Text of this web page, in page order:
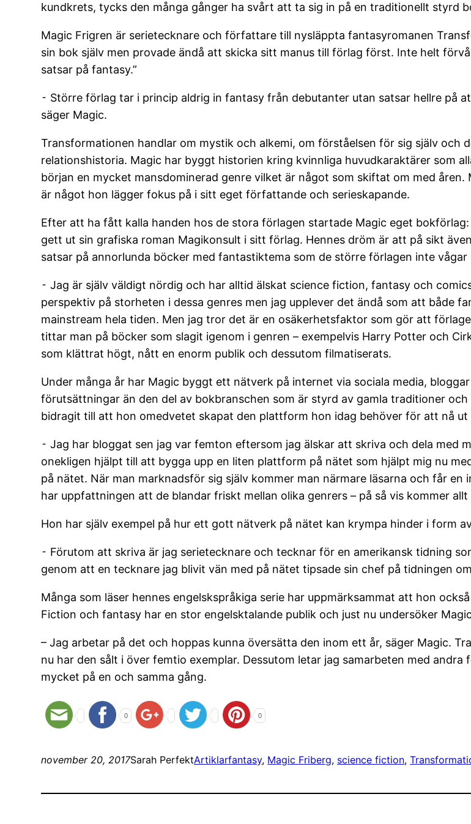
kundkrets, tycks den många gånger ha svårt att ta sig in på en traditionellt styrd
Magic Frigren är serietecknare och författare till nysläppta fantasyromanen
sin bok själv men provade ändå att skicka sitt manus till förlag först. Inte helt
satsar på fantasy.”
⁃ Större förlag tar i princip aldrig in fantasy från debutanter utan satsar hellre på
säger Magic.
Transformationen handlar om mystik och alkemi, om förståelsen för sig själv och
relationshistoria. Magic har byggt historien kring kvinnliga huvudkaraktärer som
början en mycket mansdominerad genre vilket är något som skiftat om med
är något hon lägger fokus på i sitt eget författande och serieskapande.
Efter att ha fått kalla handen hos de stora förlagen startade Magic eget
gett ut sin grafiska roman Magikonsult i sitt förlag. Hennes dröm är att på sikt
satsar på annorlunda böcker med fantastiktema som de större förlagen inte vågar
⁃ Jag är själv väldigt nördig och har alltid älskat science fiction, fantasy och
perspektiv på storheten i dessa genres men jag upplever det ändå som att både
mainstream hela tiden. Men jag tror det är en osäkerhetsfaktor som gör att
tittar man på böcker som slagit igenom i genren – exempelvis Harry Potter och
som klättrat högt, nått en enorm publik och dessutom filmatiserats.
Under många år har Magic byggt ett nätverk på internet via sociala media,
förutsättningar än den del av bokbranschen som är styrd av gamla traditioner
bidragit till att hon omedvetet skapat den plattform hon idag behöver för att nå ut
⁃ Jag har bloggat sen jag var femton eftersom jag älskar att skriva och dela med
onekligen hjälpt till att bygga upp en liten plattform på nätet som hjälpt mig nu
på nätet. När man marknadsför sig själv kommer man närmare läsarna och får
har uppfattningen att de blandar friskt mellan olika genrers – på så vis kommer
Hon har själv exempel på hur ett gott nätverk på nätet kan krympa hinder i form
⁃ Förutom att skriva är jag serietecknare och tecknar för en amerikansk tidning
genom att en tecknare jag blivit vän med på nätet tipsade sin chef på tidningen
Många som läser hennes engelskspråkiga serie har uppmärksammat att hon
Fiction och fantasy har en stor engelsktalande publik och just nu undersöker
– Jag arbetar på det och hoppas kunna översätta den inom ett år, säger Magic.
nu har den sålt i över femtio exemplar. Dessutom letar jag samarbeten med
mycket på en och samma gång.
0 0
november 20, 2017Sarah PerfektArtiklarfantasy, Magic Friberg, science fiction,